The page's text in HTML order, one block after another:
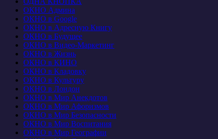
ОКНО Админа
ОКНО в Google
ОКНО в Адресную Книгу
ОКНО в Будущее
ОКНО в Видео-Маркетинг
ОКНО в Жизнь
ОКНО в КИНО
ОКНО в Кладовку
ОКНО в Культуру
ОКНО в Лондон
ОКНО в Мир Анекдотов
ОКНО в Мир Афоризмов
ОКНО в Мир Безопасности
ОКНО в Мир Воспитания
ОКНО в Мир Географии